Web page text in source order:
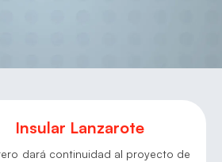
Insular Lanzarote
dará continuidad al proyecto de